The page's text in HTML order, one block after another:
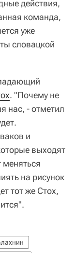
действия,
команда,
уже
словацкой
. "Почему не
нас, - отметил
и
выходят
на рисунок
тот же Стох,